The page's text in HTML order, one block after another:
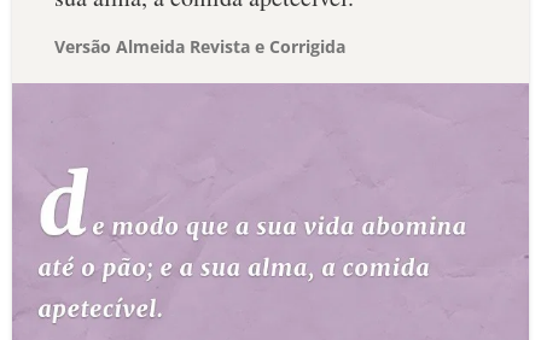
Versão Almeida Revista e Corrigida